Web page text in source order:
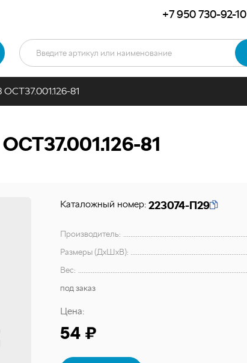
+7 950 730-92-10
81
81
Каталожный номер: 223074-П29
Производитель:
Размеры (ДхШхВ):
Вес:
под заказ
Цена:
54 ₽